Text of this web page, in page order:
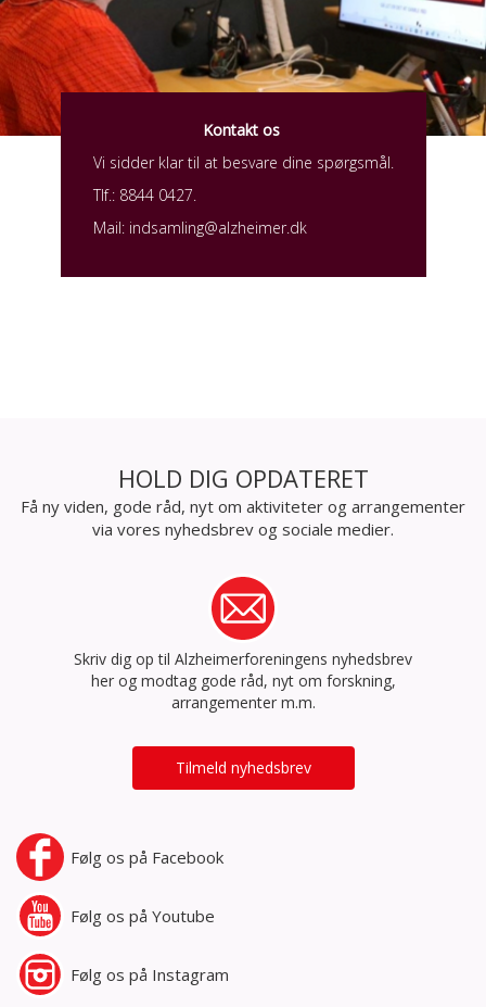
Kontakt os
Vi sidder klar til at besvare dine spørgsmål.
Tlf.: 8844 0427.
Mail: indsamling@alzheimer.dk
HOLD DIG OPDATERET
Få ny viden, gode råd, nyt om aktiviteter og arrangementer
via vores nyhedsbrev og sociale medier.
Skriv dig op til Alzheimerforeningens nyhedsbrev
her og modtag gode råd, nyt om forskning,
arrangementer m.m.
Tilmeld nyhedsbrev
Følg os på Facebook
Følg os på Youtube
Følg os på Instagram